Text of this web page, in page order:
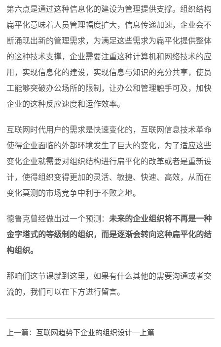
第六点是通过这种信息化的建设为管理提供支撑。组织结构
扁平化意味着人员管理幅度扩大，信息传递加速，企业会不
断涌现出新的管理需求，为满足这些需求为扁平化提供整体
的这种技术支撑，企业需要注重这种计算机和网络技术的应
用，实现信息化的建设，实现信息与知识的充分共享，使员
工能够突破办公场所的限制，让办公和管理触手可及，加快
企业的这种反应速度和运作效率。
互联网时代用户的需求是快速变化的，互联网信息技术革命
使得企业面临的外部环境发生了巨大的变化，为了适应这些
变化企业就需要对组织结构进行扁平化的改革或者是重新设
计，使得组织变得更加的灵活、敏捷、快速、高效，从而在
变化莫测的市场竞争中利于不败之地。
德鲁克曾经做出过一个预测： 未来的企业组织将不再是一种
金字塔式的等级制的组织，而是逐渐会转向这种扁平化的结
构组织。
那咱们这节课就到这里，如果有什么其他的需要沟通或者交
流的，我们可以在下方进行留言。
上一篇： 互联网趋势下企业的组织设计—上篇